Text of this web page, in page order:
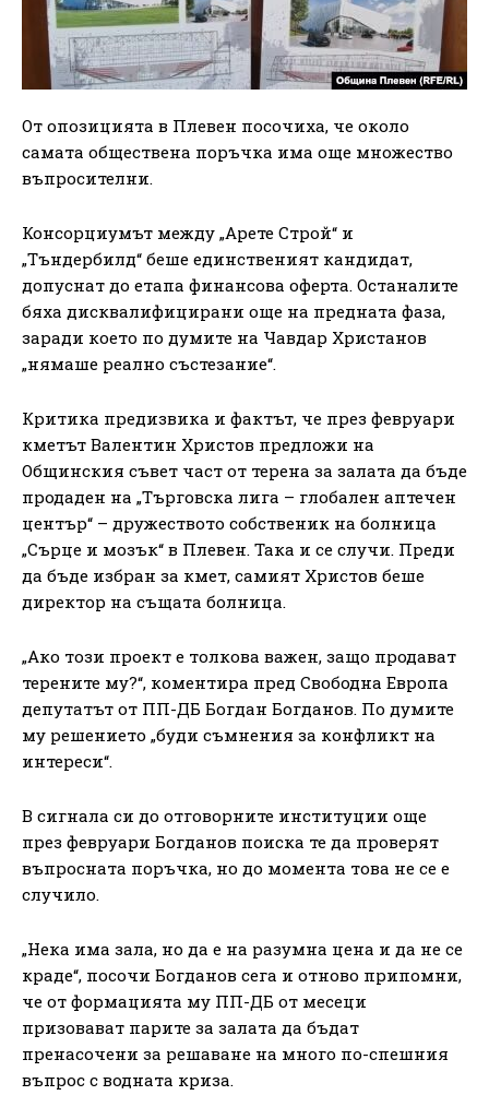
От опозицията в Плевен посочиха, че около
самата обществена поръчка има още множество
въпросителни.
Консорциумът между „Арете Строй“ и
„Тъндербилд“ беше единственият кандидат,
допуснат до етапа финансова оферта. Останалите
бяха дисквалифицирани още на предната фаза,
заради което по думите на Чавдар Христанов
„нямаше реално състезание“.
Критика предизвика и фактът, че през февруари
кметът Валентин Христов предложи на
Общинския съвет част от терена за залата да бъде
продаден на „Търговска лига – глобален аптечен
център“ – дружеството собственик на болница
„Сърце и мозък“ в Плевен. Така и се случи. Преди
да бъде избран за кмет, самият Христов беше
директор на същата болница.
„Ако този проект е толкова важен, защо продават
терените му?“, коментира пред Свободна Европа
депутатът от ПП-ДБ Богдан Богданов. По думите
му решението „буди съмнения за конфликт на
интереси“.
В сигнала си до отговорните институции още
през февруари Богданов поиска те да проверят
въпросната поръчка, но до момента това не се е
случило.
„Нека има зала, но да е на разумна цена и да не се
краде“, посочи Богданов сега и отново припомни,
че от формацията му ПП-ДБ от месеци
призовават парите за залата да бъдат
пренасочени за решаване на много по-спешния
въпрос с водната криза.